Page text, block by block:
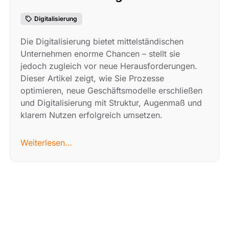
Digitalisierung
Die Digitalisierung bietet mittelständischen
Unternehmen enorme Chancen – stellt sie
jedoch zugleich vor neue Herausforderungen.
Dieser Artikel zeigt, wie Sie Prozesse
optimieren, neue Geschäftsmodelle erschließen
und Digitalisierung mit Struktur, Augenmaß und
klarem Nutzen erfolgreich umsetzen.
Weiterlesen…